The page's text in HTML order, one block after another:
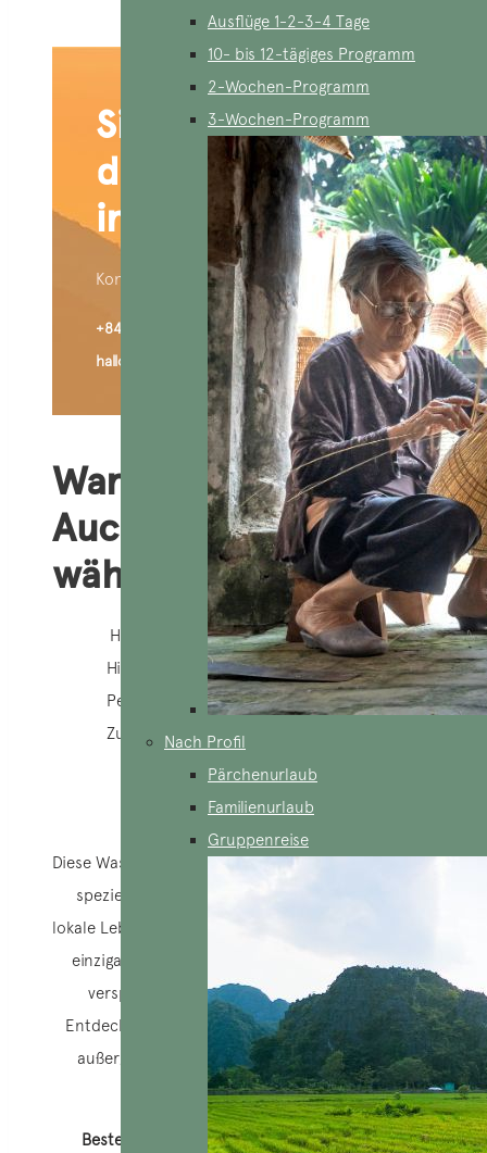
Ausflüge 1-2-3-4 Tage
10- bis 12-tägiges Programm
2-Wochen-Programm
3-Wochen-Programm
Nach Profil
Pärchenurlaub
Familienurlaub
Gruppenreise
Sind Sie an
dieser Reise
interessiert?
Kontaktiere uns:
+84 909 426 406 (WhatsApp)
hallo@aucoeurvietnam.com
Warum
AucoeurVietnam
wählen?
Heimmannschaft
Hilfe 24/7
Personalisierung 100%
Zuständige Agentur
Diese Wassertour mit 3-tägiger Mekong-Kreuzfahrt ist
speziell für Bootsliebhaber konzipiert, die in das
lokale Leben eintauchen und den Süden Vietnams auf
einzigartige Weise erkunden möchten. Diese Tour
verspricht eine Vielzahl von Erlebnissen und
Entdeckungen entlang des Flusses und bietet eine
außergewöhnliche Nähe zu den Bewohnern der
Dörfer am Flussufer.
Beste Reisezeit: zwischen November und Mai.